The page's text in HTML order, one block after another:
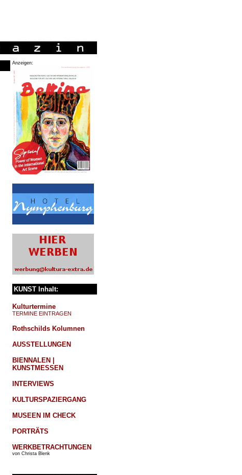
Anzeigen:
KUNST Inhalt:
Kulturtermine
TERMINE EINTRAGEN
Rothschilds Kolumnen
AUSSTELLUNGEN
BIENNALEN |
KUNSTMESSEN
INTERVIEWS
KULTURSPAZIERGANG
MUSEEN IM CHECK
PORTRÄTS
WERKBETRACHTUNGEN
von Christa Blenk